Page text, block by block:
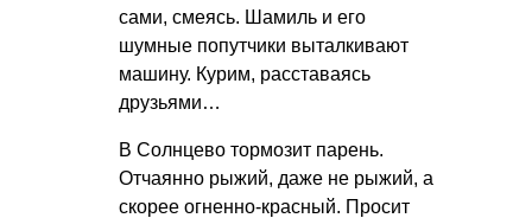
сами, смеясь. Шамиль и его
шумные попутчики выталкивают
машину. Курим, расставаясь
друзьями…
В Солнцево тормозит парень.
Отчаянно рыжий, даже не рыжий, а
скорее огненно-красный. Просит